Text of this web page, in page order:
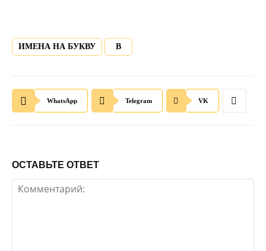
ИМЕНА НА БУКВУ В
WhatsApp Telegram VK
ОСТАВЬТЕ ОТВЕТ